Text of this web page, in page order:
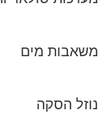
משאבות מים
נוזל הסקה